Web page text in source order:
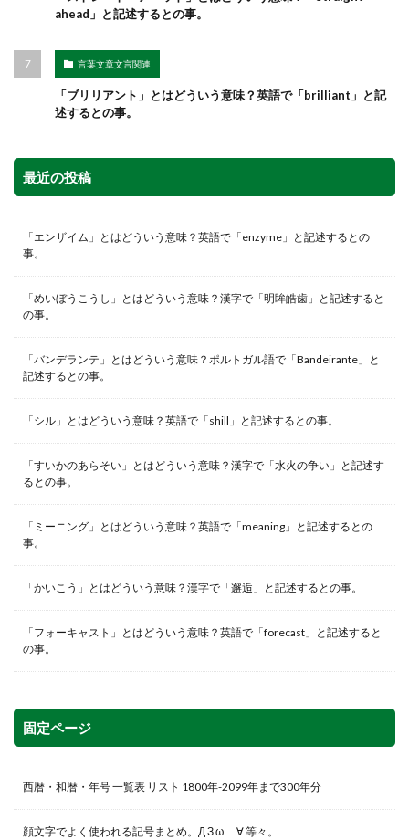
ahead」と記述するとの事。
言葉文章文言関連
「ブリリアント」とはどういう意味？英語で「brilliant」と記
述するとの事。
最近の投稿
「エンザイム」とはどういう意味？英語で「enzyme」と記述するとの
事。
「めいぼうこうし」とはどういう意味？漢字で「明眸皓歯」と記述すると
の事。
「バンデランテ」とはどういう意味？ポルトガル語で「Bandeirante」と
記述するとの事。
「シル」とはどういう意味？英語で「shill」と記述するとの事。
「すいかのあらそい」とはどういう意味？漢字で「水火の争い」と記述す
るとの事。
「ミーニング」とはどういう意味？英語で「meaning」と記述するとの
事。
「かいこう」とはどういう意味？漢字で「邂逅」と記述するとの事。
「フォーキャスト」とはどういう意味？英語で「forecast」と記述すると
の事。
固定ページ
西暦・和暦・年号 一覧表 リスト 1800年-2099年まで300年分
顔文字でよく使われる記号まとめ。Д З ω ゞ∀ 等々。